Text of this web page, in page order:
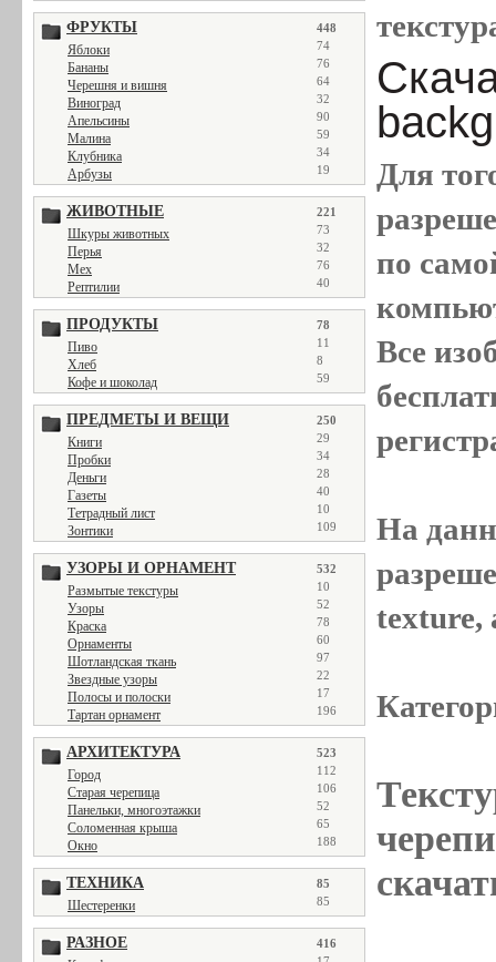
ФРУКТЫ 448
Яблоки 74
Бананы 76
Черешня и вишня 64
Виноград 32
Апельсины 90
Малина 59
Клубника 34
Арбузы 19
ЖИВОТНЫЕ 221
Шкуры животных 73
Перья 32
Мех 76
Рептилии 40
ПРОДУКТЫ 78
Пиво 11
Хлеб 8
Кофе и шоколад 59
ПРЕДМЕТЫ И ВЕЩИ 250
Книги 29
Пробки 34
Деньги 28
Газеты 40
Тетрадный лист 10
Зонтики 109
УЗОРЫ И ОРНАМЕНТ 532
Размытые текстуры 10
Узоры 52
Краска 78
Орнаменты 60
Шотландская ткань 97
Звездные узоры 22
Полосы и полоски 17
Тартан орнамент 196
АРХИТЕКТУРА 523
Город 112
Старая черепица 106
Панельки, многоэтажки 52
Соломенная крыша 65
Окно 188
ТЕХНИКА 85
Шестеренки 85
РАЗНОЕ 416
Для
по
Все
На
texture,